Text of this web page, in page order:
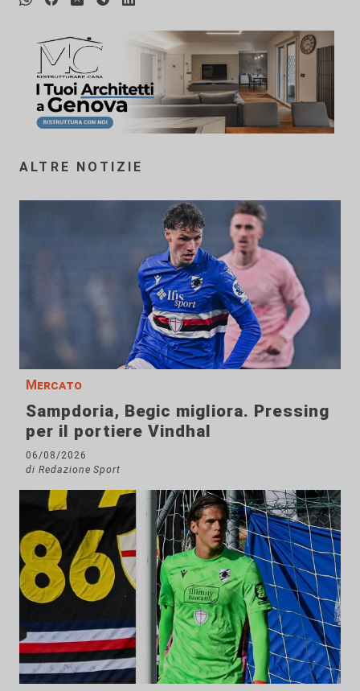
ALTRE NOTIZIE
Mercato
Sampdoria, Begic migliora. Pressing
per il portiere Vindhal
06/08/2026
di Redazione Sport